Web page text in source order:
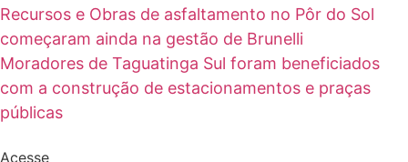
Recursos e Obras de asfaltamento no Pôr do Sol
começaram ainda na gestão de Brunelli
Moradores de Taguatinga Sul foram beneficiados
com a construção de estacionamentos e praças
públicas
Acesse